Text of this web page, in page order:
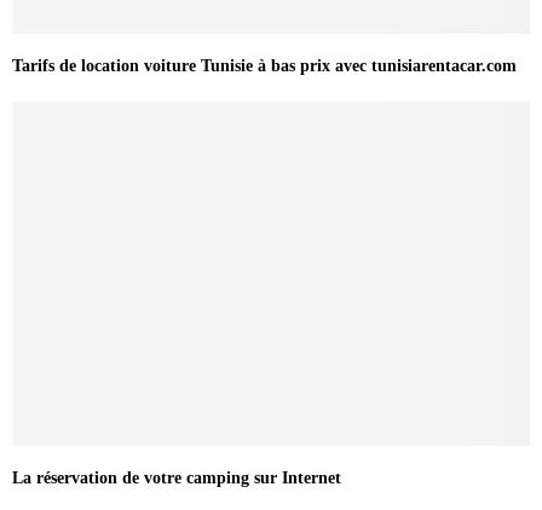
Tarifs de location voiture Tunisie à bas prix avec tunisiarentacar.com
La réservation de votre camping sur Internet